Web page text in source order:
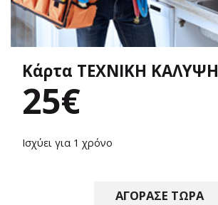
Κάρτα ΤΕΧΝΙΚΗ ΚΑΛΥΨΗ
25€
Ισχύει για 1 χρόνο
ΑΓΟΡΑΣΕ ΤΩΡΑ